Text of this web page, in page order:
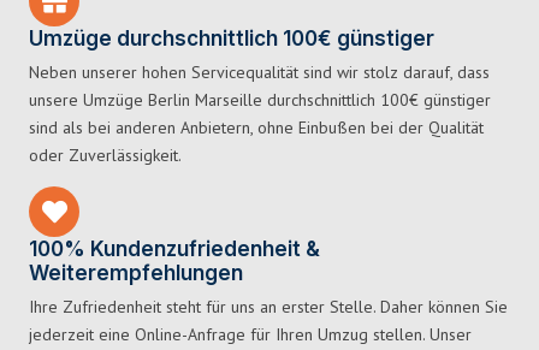
Umzüge durchschnittlich 100€ günstiger
Neben unserer hohen Servicequalität sind wir stolz darauf, dass
unsere Umzüge Berlin Marseille durchschnittlich 100€ günstiger
sind als bei anderen Anbietern, ohne Einbußen bei der Qualität
oder Zuverlässigkeit.
100% Kundenzufriedenheit &
Weiterempfehlungen
Ihre Zufriedenheit steht für uns an erster Stelle. Daher können Sie
jederzeit eine Online-Anfrage für Ihren Umzug stellen. Unser